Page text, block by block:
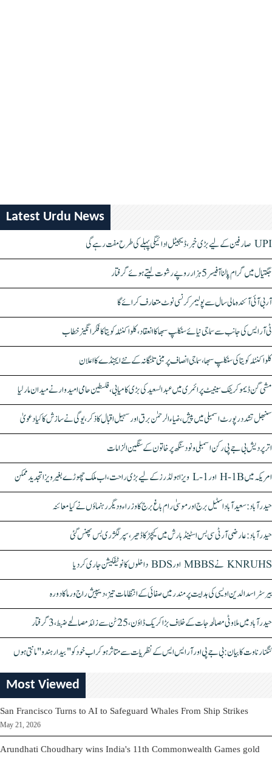
Latest Urdu News
UPI صارفین کے لیے بڑی خبر، ڈیجیٹل ادائیگی پہلے کی طرح مفت رہے گی
جگتیال میں گرام پالنا آفیسر 5 ہزار روپے رشوت لیتے ہوئے گرفتار
آر بی آئی آئندہ مالی سال سے پولیمر کرنسی نوٹ متعارف کرائے گا
ٹی آر ایس کی جانب سے سماجی نیائے سنکلپ سبھا کا انعقاد، کلواکنٹلہ کویتا کا فکر انگیز خطاب
کلواکنٹلہ کویتا کی سنکلپ سبھا، سماجی انصاف پر مبنی تلنگانہ کے نئے ایجنڈے کا اعلان
مشی گن ڈیموکریٹک سینیٹ پرائمری میں عبدالسعید کی بڑی کامیابی، فلسطین حامی امیدوار نے میدان مار لیا
سنبھل تشدد رپورٹ اسمبلی میں پیش، ضیاء الرحمٰن برق اور سہیل اقبال کا ذکر، یوگی نے سازش کا کیا دعویٰ
اتر پردیش بی جے پی رکن اسمبلی ونود سنگھ پر خاتون کے سنگین الزامات
امریکہ میں H-1B اور L-1 ویزا ہولڈرز کے لیے بڑی راحت، اب ملک چھوڑے بغیر ویزا تجدید ممکن
حیدرآباد: سعیدآباد اسٹیل برج اور موسیٰ رام باغ برج کا وزراء و دیگر رہنماؤں نے کیا معائنہ
حیدرآباد: عارضی آر ٹی سی بس اسٹینڈ بارش میں کیچڑ کا ڈھیر، سپر لگژری بس پھنس گئی
KNRUHS نے MBBS اور BDS داخلوں کا نوٹیفکیشن جاری کر دیا
بیرسٹر اسدالدین اویسی کی ہدایت پر مندر میں صفائی کے انتظامات تیز، دیپیش راج ورما کا دورہ
حیدرآباد میں ملاوٹی مصالحہ جات کے خلاف بڑا کریک ڈاؤن، 25 ٹن سے زائد مصالحے ضبط، 3 گرفتار
کنگنا رناوت کا بیان: بی جے پی اور آر ایس ایس کے نظریات سے متاثر ہو کر اب خود کو "بیدار ہندو" مانتی ہوں
Most Viewed
San Francisco Turns to AI to Safeguard Whales From Ship Strikes
May 21, 2026
Arundhati Choudhary wins India's 11th Commonwealth Games gold